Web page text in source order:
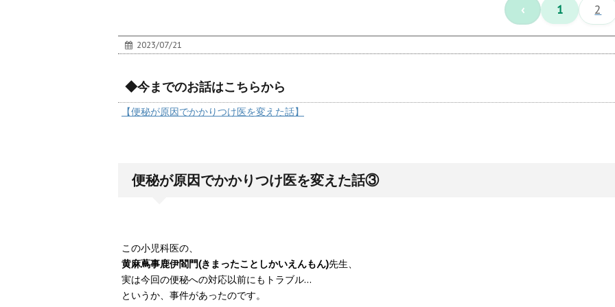
‹ 1 2
2023/07/21
◆今までのお話はこちらから
【便秘が原因でかかりつけ医を変えた話】
便秘が原因でかかりつけ医を変えた話③
この小児科医の、
黄麻蔦事鹿伊閻門(きまったことしかいえんもん)先生、
実は今回の便秘への対応以前にもトラブル…
というか、事件があったのです。